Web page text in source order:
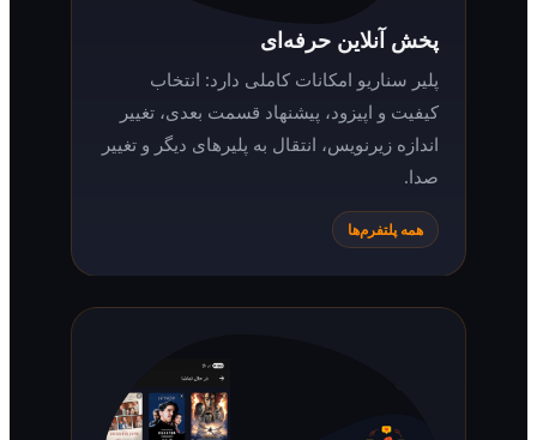
پخش آنلاین حرفه‌ای
پلیر سناریو امکانات کاملی دارد: انتخاب
کیفیت و اپیزود، پیشنهاد قسمت بعدی، تغییر
اندازه زیرنویس، انتقال به پلیرهای دیگر و تغییر
همه پلتفرم‌ها